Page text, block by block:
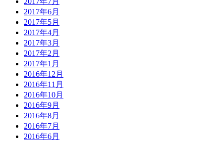
2017年6月
2017年5月
2017年4月
2017年3月
2017年2月
2017年1月
2016年12月
2016年11月
2016年10月
2016年9月
2016年8月
2016年7月
2016年6月